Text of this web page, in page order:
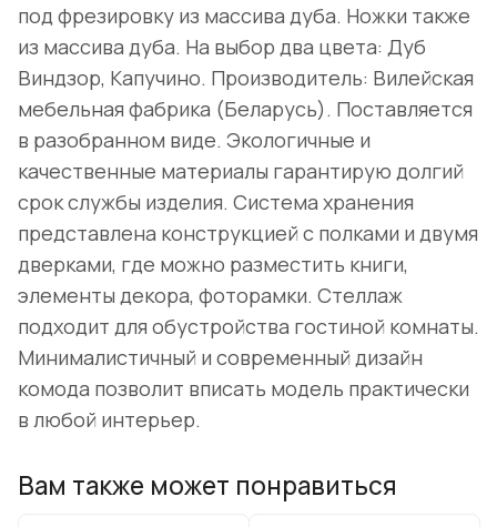
под фрезировку из массива дуба. Ножки также
из массива дуба. На выбор два цвета: Дуб
Виндзор, Капучино. Производитель: Вилейская
мебельная фабрика (Беларусь). Поставляется
в разобранном виде. Экологичные и
качественные материалы гарантирую долгий
срок службы изделия. Система хранения
представлена конструкцией с полками и двумя
дверками, где можно разместить книги,
элементы декора, фоторамки. Стеллаж
подходит для обустройства гостиной комнаты.
Минималистичный и современный дизайн
комода позволит вписать модель практически
в любой интерьер.
Вам также может понравиться